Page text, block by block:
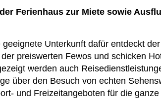
Ferienhaus zur Miete sowie
Unterkunft dafür entdeckt
preiswerten Fewos und schicken
werden auch
über den Besuch von echten
und Freizeitangeboten für die